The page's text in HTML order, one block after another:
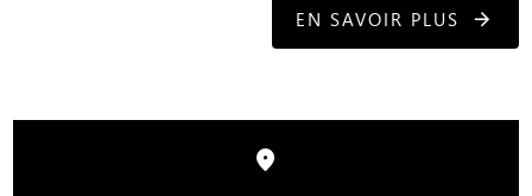
EN SAVOIR PLUS